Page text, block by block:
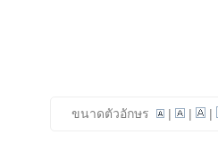
ขนาดตัวอักษร | | |